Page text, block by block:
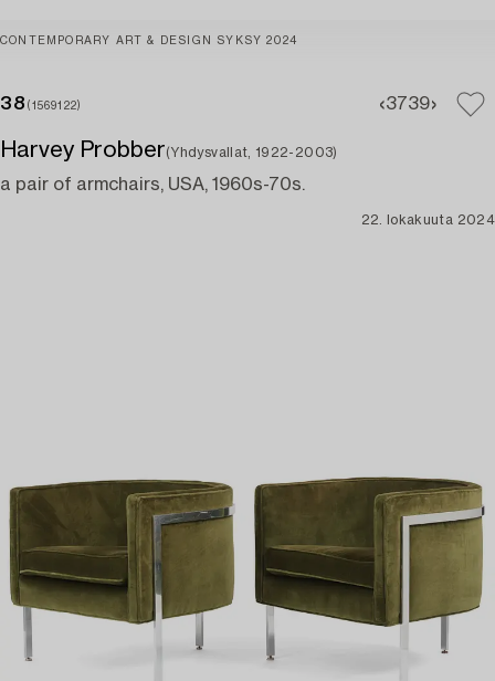
CONTEMPORARY ART & DESIGN SYKSY 2024
38 (1569122) 3739
Harvey Probber(Yhdysvallat, 1922-2003)
a pair of armchairs, USA, 1960s-70s.
22. lokakuuta 2024